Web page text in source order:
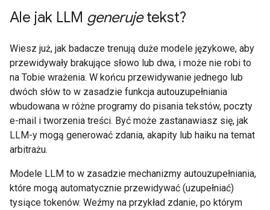
Ale jak LLM generujetekst?
Wiesz już, jak badacze trenują duże modele językowe, aby
przewidywały brakujące słowo lub dwa, i może nie robi to
na Tobie wrażenia. W końcu przewidywanie jednego lub
dwóch słów to w zasadzie funkcja autouzupełniania
wbudowana w różne programy do pisania tekstów, poczty
e-mail i tworzenia treści. Być może zastanawiasz się, jak
LLM-y mogą generować zdania, akapity lub haiku na temat
arbitrażu.
Modele LLM to w zasadzie mechanizmy autouzupełniania,
które mogą automatycznie przewidywać (uzupełniać)
tysiące tokenów. Weźmy na przykład zdanie, po którym